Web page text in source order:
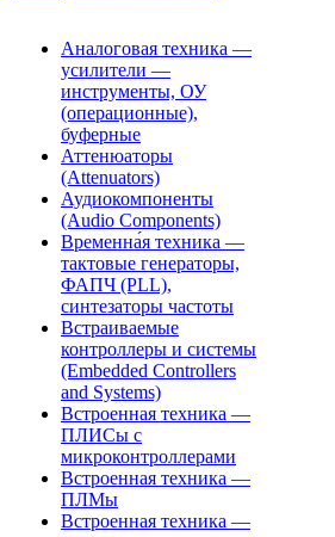
Аналоговая техника —
усилители —
инструменты, ОУ
(операционные),
буферные
Аттенюаторы
(Attenuators)
Аудиокомпоненты
(Audio Components)
Временна́я техника —
тактовые генераторы,
ФАПЧ (PLL),
синтезаторы частоты
Встраиваемые
контроллеры и системы
(Embedded Controllers
and Systems)
Встроенная техника —
ПЛИСы с
микроконтроллерами
Встроенная техника —
ПЛМы
Встроенная техника —